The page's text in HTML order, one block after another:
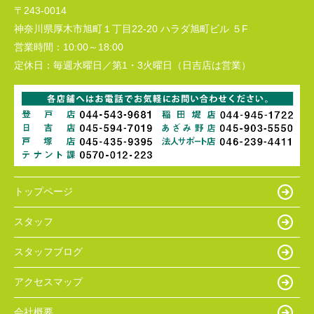
〒243-0014
神奈川県厚木市旭町１丁目22-20 ハラダ旭町ビル ５F
営業時間： 10:00～18:00
定休日： 毎週水曜日／第1・3火曜日（日吉店は営業）
トップページ
スタッフ
スタッフブログ
アクセスマップ